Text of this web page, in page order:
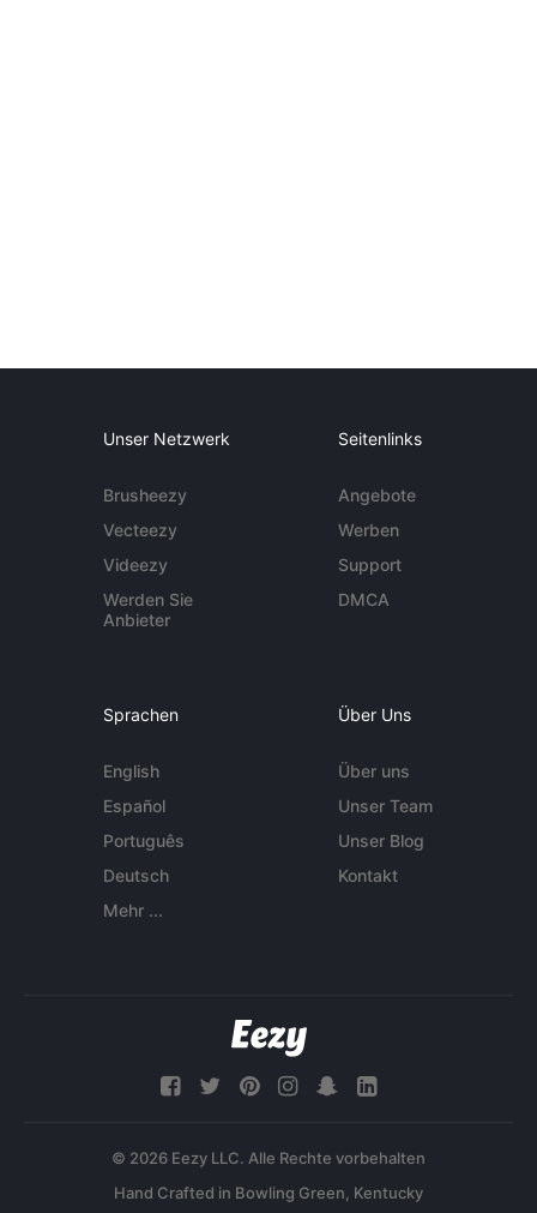
Unser Netzwerk
Brusheezy
Vecteezy
Videezy
Werden Sie
Anbieter
Seitenlinks
Angebote
Werben
Support
DMCA
Sprachen
English
Español
Português
Deutsch
Mehr ...
Über Uns
Über uns
Unser Team
Unser Blog
Kontakt
© 2026 Eezy LLC. Alle Rechte vorbehalten